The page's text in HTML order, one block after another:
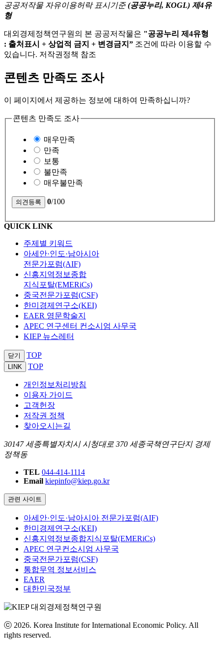
공공저작물 자유이용허락 표시기준 (공공누리, KOGL) 제4유
형
대외경제정책연구원의 본 공공저작물은 "공공누리 제4유형
: 출처표시 + 상업적 금지 + 변경금지” 조건에 따라 이용할 수
있습니다. 저작권정책 참조
콘텐츠 만족도 조사
이 페이지에서 제공하는 정보에 대하여 만족하십니까?
콘텐츠 만족도 조사
매우만족
만족
보통
불만족
매우불만족
0/100
QUICK LINK
주제별 키워드
아세안·인도·남아시아
전문가포럼(AIF)
신흥지역정보종합
지식포탈(EMERiCs)
중국전문가포럼(CSF)
한미경제연구소(KEI)
EAER 영문학술지
APEC 연구센터 컨소시엄 사무국
KIEP 뉴스레터
닫기 TOP
LINK TOP
개인정보처리방침
이용자 가이드
고객헌장
저작권 정책
찾아오시는길
30147 세종특별자치시 시청대로 370 세종국책연구단지 경제
정책동
TEL 044-414-1114
Email kiepinfo@kiep.go.kr
관련 사이트
아세안·인도·남아시아 전문가포럼(AIF)
한미경제연구소(KEI)
신흥지역정보종합지식포탈(EMERiCs)
APEC 연구컨소시엄 사무국
중국전문가포럼(CSF)
통합무역 정보서비스
EAER
대한민국정부
ⓒ 2026. Korea Institute for International Economic Policy. All
rights reserved.